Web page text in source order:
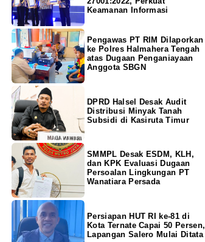
Keamanan Informasi
Pengawas PT RIM Dilaporkan
ke Polres Halmahera Tengah
atas Dugaan Penganiayaan
Anggota SBGN
DPRD Halsel Desak Audit
Distribusi Minyak Tanah
Subsidi di Kasiruta Timur
SMMPL Desak ESDM, KLH,
dan KPK Evaluasi Dugaan
Persoalan Lingkungan PT
Wanatiara Persada
Persiapan HUT RI ke-81 di
Kota Ternate Capai 50 Persen,
Lapangan Salero Mulai Ditata